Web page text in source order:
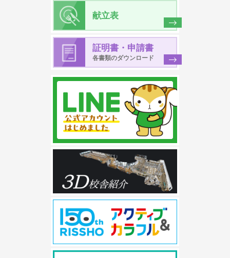
献立表
証明書・申請書
各書類のダウンロード